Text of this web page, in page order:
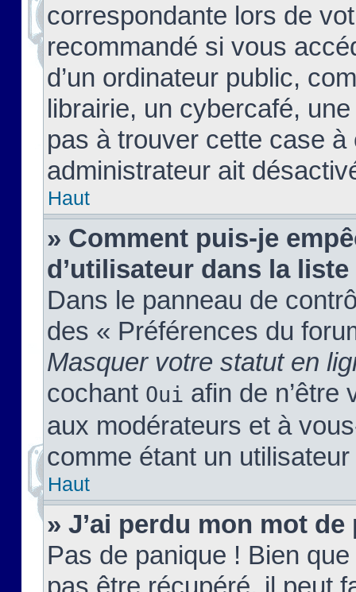
correspondante lors de
recommandé si vous
d’un ordinateur public,
librairie, un cybercafé,
pas à trouver cette case à
administrateur ait
Haut
» Comment puis-je
d’utilisateur dans la
Dans le panneau de
des « Préférences du
Masquer votre statut en
cochant Oui afin de n’être
aux modérateurs et à
comme étant un
Haut
» J’ai perdu mon mot de
Pas de panique ! Bien
pas être récupéré, il peut